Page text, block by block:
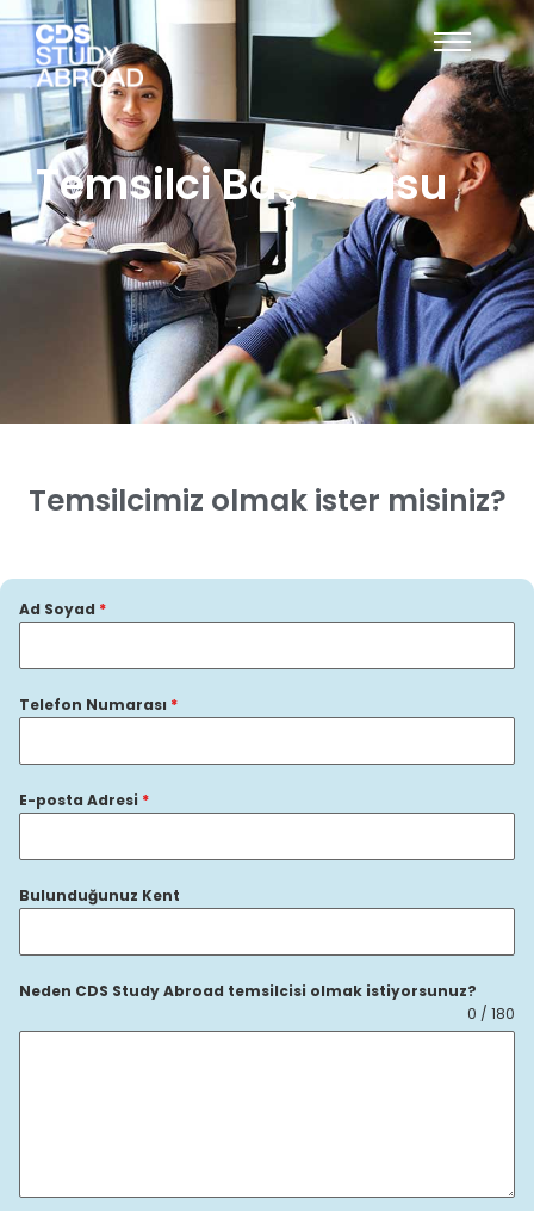
Temsilci Başvurusu
Temsilcimiz olmak ister misiniz?
Ad Soyad *
Telefon Numarası *
E-posta Adresi *
Bulunduğunuz Kent
Neden CDS Study Abroad temsilcisi olmak istiyorsunuz?
0 / 180